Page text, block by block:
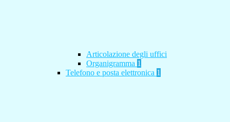
Articolazione degli uffici
Organigramma 1
Telefono e posta elettronica 1